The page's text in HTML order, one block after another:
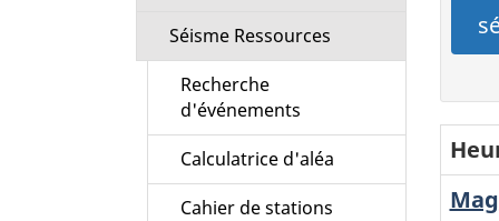
Séisme Ressources
Recherche
d'événements
Calculatrice d'aléa
Cahier de stations